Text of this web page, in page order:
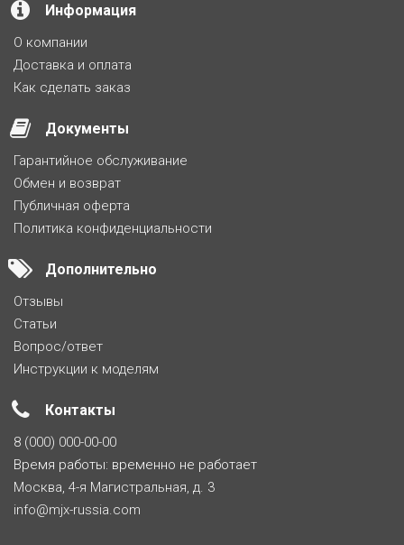
Информация
О компании
Доставка и оплата
Как сделать заказ
Документы
Гарантийное обслуживание
Обмен и возврат
Публичная оферта
Политика конфиденциальности
Дополнительно
Отзывы
Статьи
Вопрос/ответ
Инструкции к моделям
Контакты
8 (000) 000-00-00
Время работы: временно не работает
Москва, 4-я Магистральная, д. 3
info@mjx-russia.com